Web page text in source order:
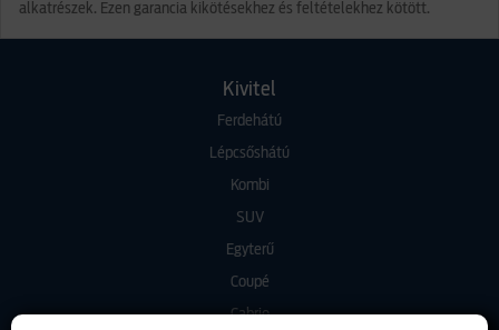
alkatrészek. Ezen garancia kikötésekhez és feltételekhez kötött.
Kivitel
Ferdehátú
Lépcsőshátú
Kombi
SUV
Egyterű
Coupé
Cabrio